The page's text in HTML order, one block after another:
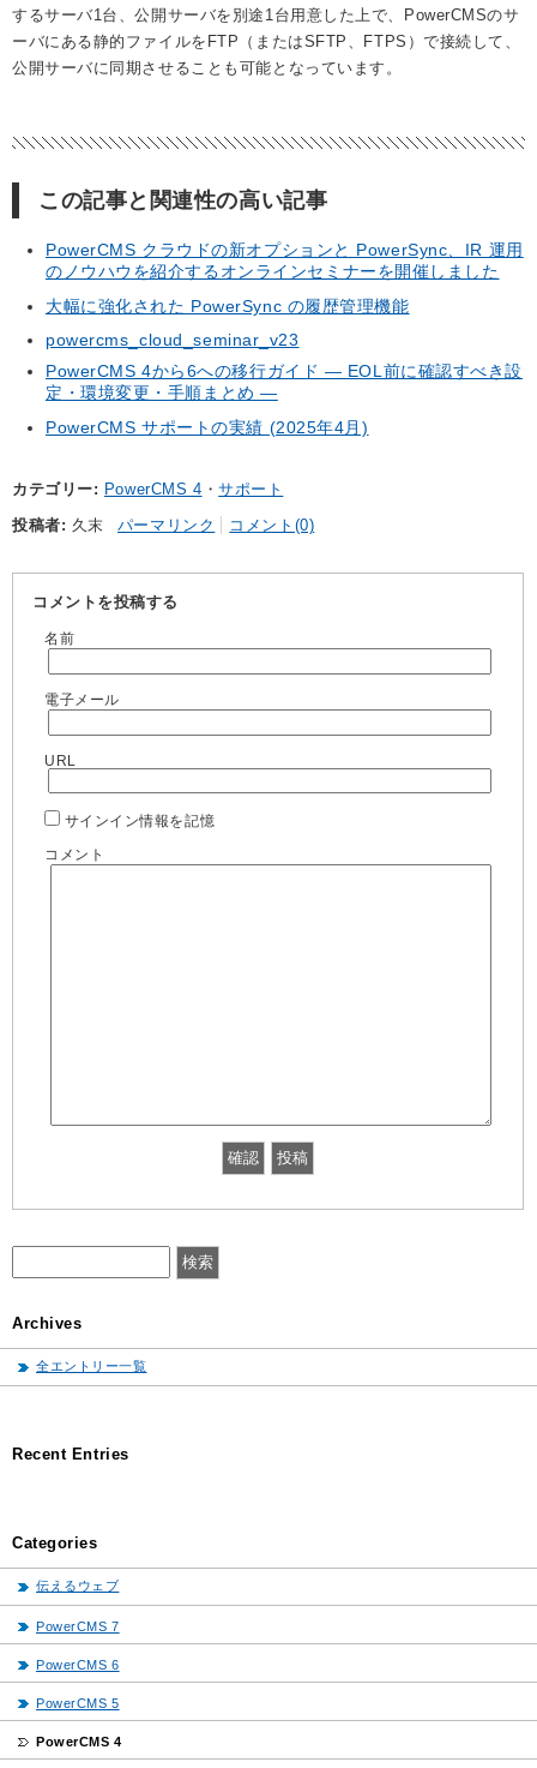
するサーバ1台、公開サーバを別途1台用意した上で、PowerCMSのサ
ーバにある静的ファイルをFTP（またはSFTP、FTPS）で接続して、
公開サーバに同期させることも可能となっています。
この記事と関連性の高い記事
PowerCMS クラウドの新オプションと PowerSync、IR 運用
のノウハウを紹介するオンラインセミナーを開催しました
大幅に強化された PowerSync の履歴管理機能
powercms_cloud_seminar_v23
PowerCMS 4から6への移行ガイド — EOL前に確認すべき設
定・環境変更・手順まとめ —
PowerCMS サポートの実績 (2025年4月)
カテゴリー PowerCMS 4
サポート
投稿者
久末 パーマリンク コメント(0)
コメントを投稿する
名前
電子メール
URL
サインイン情報を記憶
コメント
Archives
全エントリー一覧
Recent Entries
Categories
伝えるウェブ
PowerCMS 7
PowerCMS 6
PowerCMS 5
PowerCMS 4